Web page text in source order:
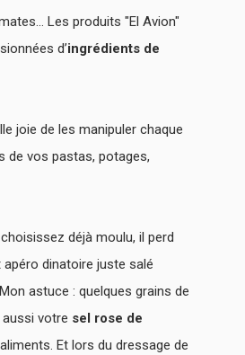
Les produits "El Avion"
d’ingrédients de
joie de les manipuler chaque
de vos pastas, potages,
déjà moulu, il perd
dinatoire juste salé
astuce : quelques grains de
aussi votre sel rose de
Et lors du dressage de